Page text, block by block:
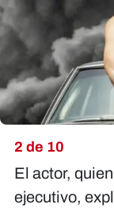
2 de 10
El actor,
ejecutivo,